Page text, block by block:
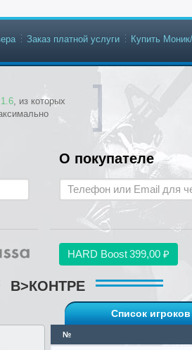
, из которых
Заказ платной услуги Купить
О покупателе
HARD Boost399,00 ₽
В>КОНТРЕ
Список игроков
№